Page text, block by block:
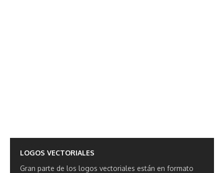
LOGOS VECTORIALES
Gran parte de los logos vectoriales están en formato